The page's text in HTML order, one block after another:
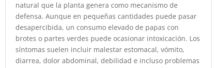
natural que la planta genera como mecanismo de
defensa. Aunque en pequeñas cantidades puede pasar
desapercibida, un consumo elevado de papas con
brotes o partes verdes puede ocasionar intoxicación. Los
síntomas suelen incluir malestar estomacal, vómito,
diarrea, dolor abdominal, debilidad e incluso problemas